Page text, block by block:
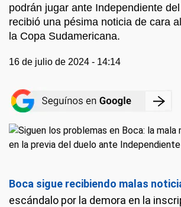
podrán jugar ante Independiente
recibió una pésima noticia de cara
la Copa Sudamericana.
16 de julio de 2024 - 14:14
Boca sigue recibiendo malas
escándalo por la demora en la